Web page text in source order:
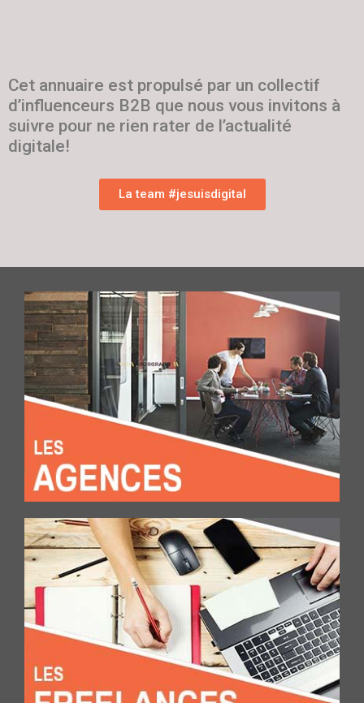
Cet annuaire est propulsé par un collectif
d’influenceurs B2B que nous vous invitons à
suivre pour ne rien rater de l’actualité
digitale!
La team #jesuisdigital